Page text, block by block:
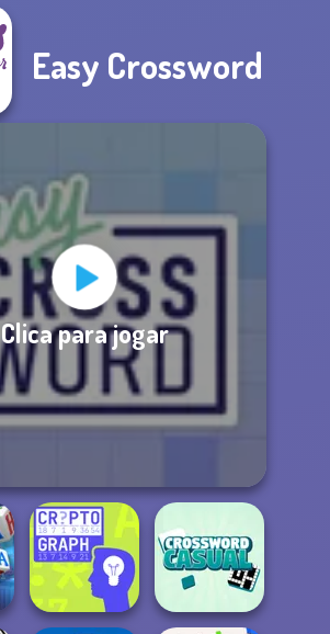
Easy Crossword
Clica para jogar